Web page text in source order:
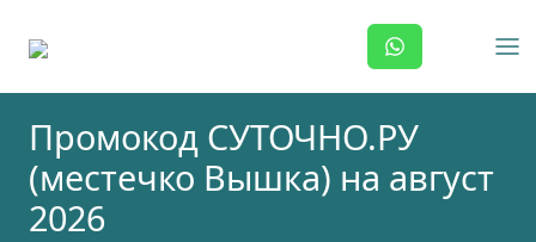
Промокод СУТОЧНО.РУ
(местечко Вышка) на август
2026